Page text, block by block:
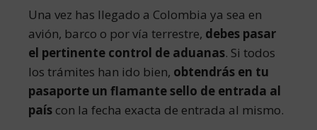
Una vez has llegado a Colombia ya sea en
avión, barco o por vía terrestre, debes pasar
el pertinente control de aduanas. Si todos
los trámites han ido bien, obtendrás en tu
pasaporte un flamante sello de entrada al
país con la fecha exacta de entrada al mismo.